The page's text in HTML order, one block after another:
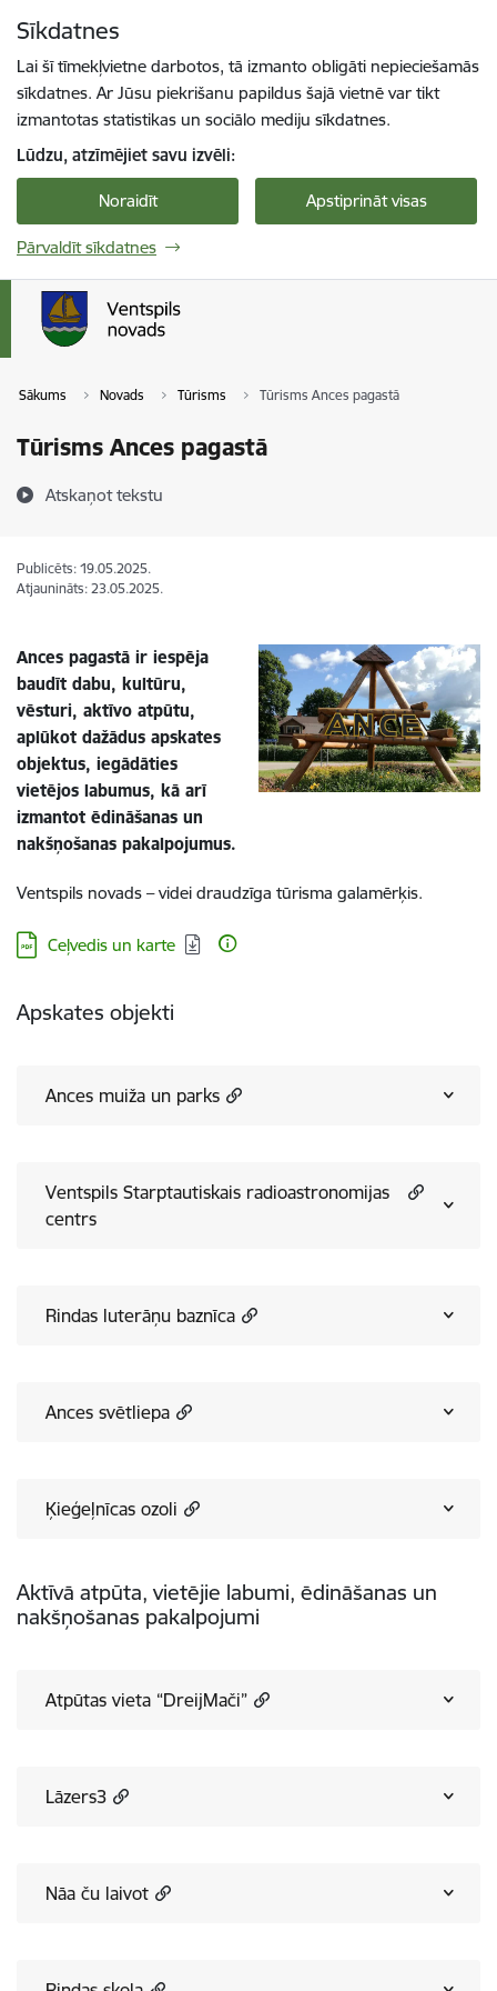
Sīkdatnes
Lai šī tīmekļvietne darbotos, tā izmanto obligāti nepieciešamās
sīkdatnes. Ar Jūsu piekrišanu papildus šajā vietnē var tikt
izmantotas statistikas un sociālo mediju sīkdatnes.
Lūdzu, atzīmējiet savu izvēli:
Noraidīt Apstiprināt visas
Pārvaldīt sīkdatnes
Sākums Novads Tūrisms Tūrisms Ances pagastā
Tūrisms Ances pagastā
Atskaņot tekstu
Publicēts: 19.05.2025.
Atjaunināts: 23.05.2025.
Ances pagastā ir iespēja
baudīt dabu, kultūru,
vēsturi, aktīvo atpūtu,
aplūkot dažādus apskates
objektus, iegādāties
vietējos labumus, kā arī
izmantot ēdināšanas un
nakšņošanas pakalpojumus.
Ventspils novads – videi draudzīga tūrisma galamērķis.
Lejupielādēt:
Ceļvedis un karte
Apskates objekti
Ances muiža un parks
Ventspils Starptautiskais radioastronomijas
centrs
Rindas luterāņu baznīca
Ances svētliepa
Ķieģeļnīcas ozoli
Aktīvā atpūta, vietējie labumi, ēdināšanas un
nakšņošanas pakalpojumi
Atpūtas vieta “DreijMači”
Lāzers3
Nāa ču laivot